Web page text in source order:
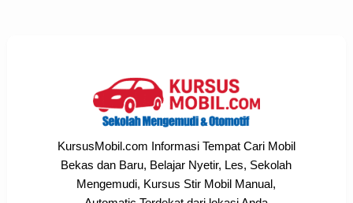
KursusMobil.com Informasi Tempat Cari Mobil
Bekas dan Baru, Belajar Nyetir, Les, Sekolah
Mengemudi, Kursus Stir Mobil Manual,